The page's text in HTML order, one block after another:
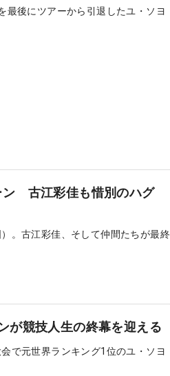
最後にツアーから引退したユ・ソヨ
ン 古江彩佳も惜別のハグ
。古江彩佳、そして仲間たちが最終
が競技人生の終幕を迎える
で元世界ランキング1位のユ・ソヨ